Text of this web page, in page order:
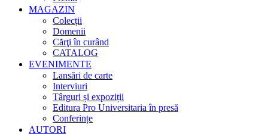
MAGAZIN
Colecții
Domenii
Cărţi în curând
CATALOG
EVENIMENTE
Lansări de carte
Interviuri
Târguri și expoziții
Editura Pro Universitaria în presă
Conferințe
AUTORI